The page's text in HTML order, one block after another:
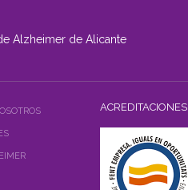
Alzheimer de Alicante
ACREDITACIONES